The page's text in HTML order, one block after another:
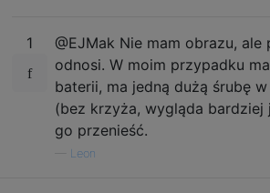
1
@EJMak Nie mam obrazu,
odnosi. W moim przypadku
baterii, ma jedną dużą śrubę
(bez krzyża, wygląda
go przenieść.
Leon